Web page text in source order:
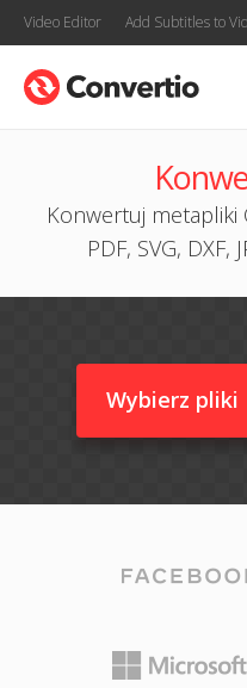
Video Editor Add Subtitles to
Konwertuj
PDF, SVG,
Wybierz pliki